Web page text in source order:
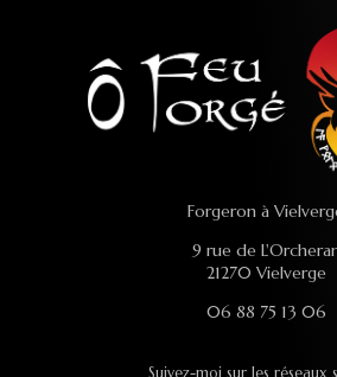
Forgeron à
9 rue de
21270 Vielverge
06 88 75 13 06